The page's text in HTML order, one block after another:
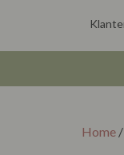
Home /